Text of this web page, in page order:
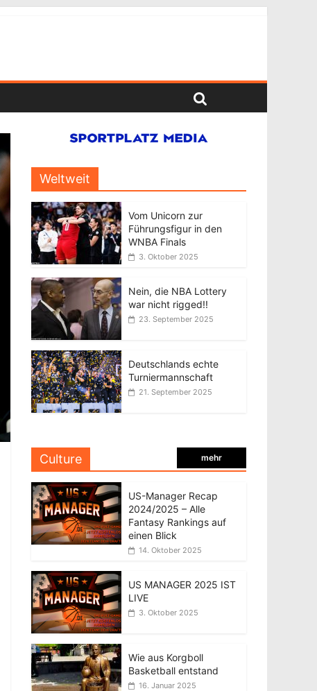
Weltweit
Vom Unicorn zur
Führungsfigur in den
WNBA Finals
3. Oktober 2025
Nein, die NBA Lottery
war nicht rigged!!
23. September 2025
Deutschlands echte
Turniermannschaft
21. September 2025
Culture mehr
US-Manager Recap
2024/2025 – Alle
Fantasy Rankings auf
einen Blick
14. Oktober 2025
US MANAGER 2025 IST
LIVE
3. Oktober 2025
Wie aus Korgboll
Basketball entstand
16. Januar 2025